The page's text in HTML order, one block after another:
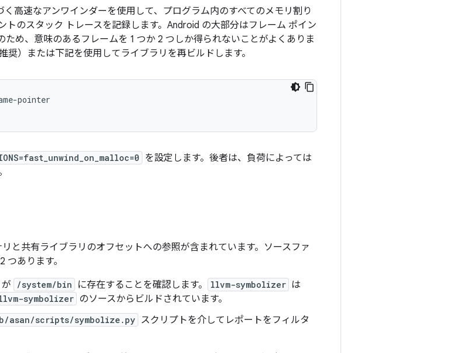
高速なアンワインダーを使用して、プログラム内のすべてのメモリ割り
トのスタック トレースを記録します。Android の大部分はフレーム ポイン
ため、意味のあるフレームを 1 つか 2 つしか得られないことがよくありま
奨）または下記を使用してライブラリを再ビルドします。
pointer
を設定します。後者は、負荷によっては
と共有ライブラリのオフセットへの参照が含まれています。ソースファ
あります。
/system/bin に存在することを確認します。 llvm-symbolizer は
symbolizer のソースからビルドされています。
scripts/symbolize.py スクリプトを介してレポートをフィルタ